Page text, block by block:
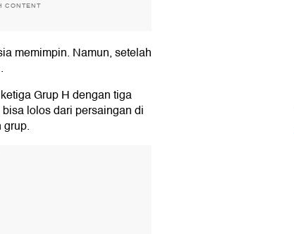
CONTENT
memimpin. Namun, setelah
Grup H dengan tiga
lolos dari persaingan di